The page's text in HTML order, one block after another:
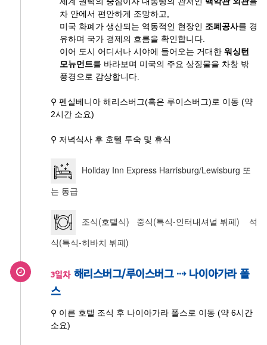
차 안에서 편안하게 조망하고,
미국 화폐가 생산되는 역동적인 현장인 조폐공사를 경
유하며 국가 경제의 흐름을 확인합니다.
이어 도시 어디서나 시야에 들어오는 거대한 워싱턴
모뉴먼트를 바라보며 미국의 주요 상징물을 차창 밖
풍경으로 감상합니다.
⚲ 펜실베니아 해리스버그(혹은 루이스버그)로 이동 (약
2시간 소요)
⚲ 저녁식사 후 호텔 투숙 및 휴식
Holiday Inn Express Harrisburg/Lewisburg 또
는 동급
조식(호텔식) 중식(특식-인터내셔널 뷔페) 석
식(특식-히바치 뷔페)
3일차 해리스버그/루이스버그 ⇢ 나이아가라 폴
스
⚲ 이른 호텔 조식 후 나이아가라 폴스로 이동 (약 6시간
소요)